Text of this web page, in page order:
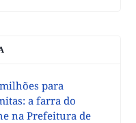
para
a farra do
na Prefeitura de